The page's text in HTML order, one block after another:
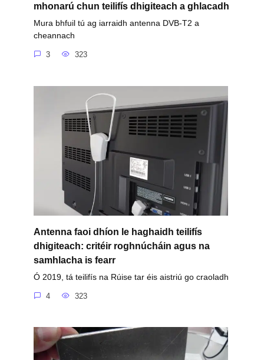
mhonarú chun teilifís dhigiteach a ghlacadh
Mura bhfuil tú ag iarraidh antenna DVB-T2 a
cheannach
3 323
Antenna faoi dhíon le haghaidh teilifís
dhigiteach: critéir roghnúcháin agus na
samhlacha is fearr
Ó 2019, tá teilifís na Rúise tar éis aistriú go craoladh
4 323